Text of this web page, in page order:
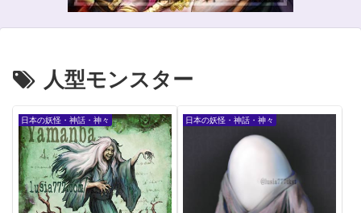
人型モンスター
日本の妖怪・神話・神々 日本の妖怪・神話・神々